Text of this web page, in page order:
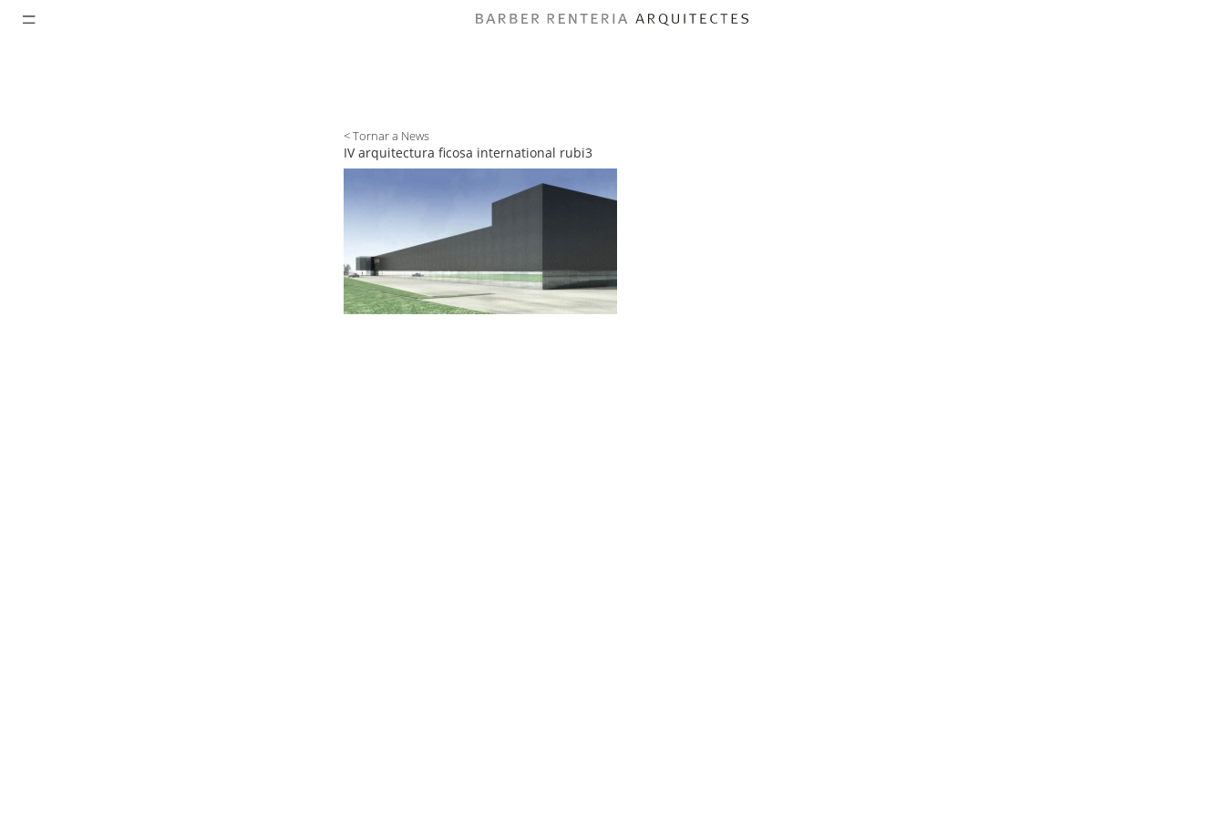
< Tornar a News
IV arquitectura ficosa international rubi3